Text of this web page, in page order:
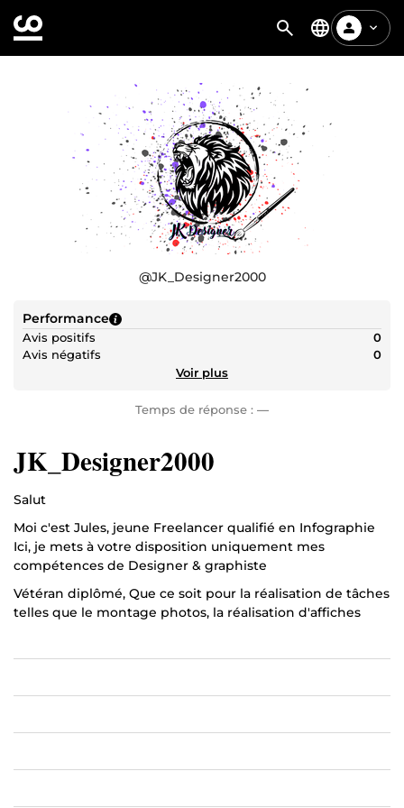
@JK_Designer2000
Performance
Avis positifs
0
Avis négatifs
0
Voir plus
Temps de réponse : —
JK_Designer2000
Salut
Moi c'est Jules, jeune Freelancer qualifié en Infographie
Ici, je mets à votre disposition uniquement mes
compétences de Designer & graphiste
Vétéran diplômé, Que ce soit pour la réalisation de tâches
telles que le montage photos, la réalisation d'affiches
Je me sers également d'IA (intelligence artificielle) pour
mes clients. Parmi celles-ci je peux citer Canvas qui est
un souci de respect des droits d'auteurs, je n'utilise que